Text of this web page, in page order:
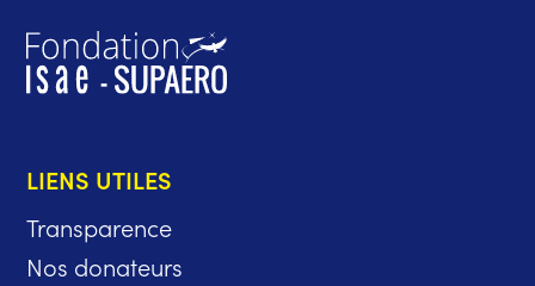
LIENS UTILES
Transparence
Nos donateurs